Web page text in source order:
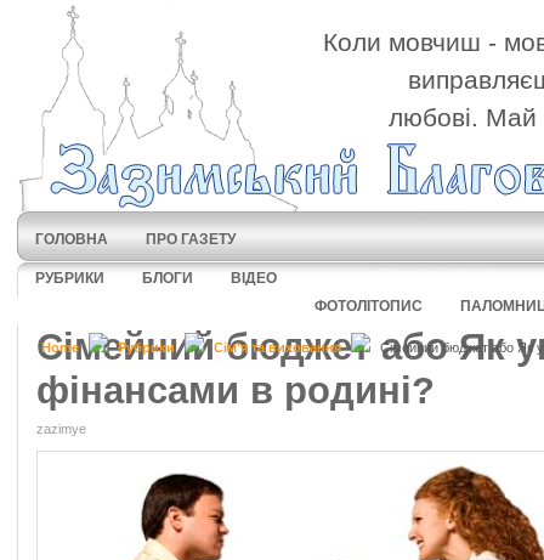
Коли мовчиш -
любові. Май
ГОЛОВНА ПРО ГАЗЕТУ
РУБРИКИ БЛОГИ
ВІДЕО
ФОТОЛІТОПИС
Home Рубрики Сім'я та виховання Сімейний бюджет або Як
Сімейний бюджет або Як
фінансами в родині?
zazimye